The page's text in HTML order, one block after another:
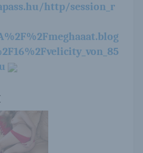
http/session_r